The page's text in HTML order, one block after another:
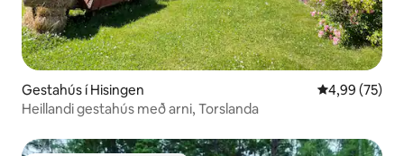
Gestahús í Hisingen 4,99 af 5 í
4,99 (75)
Heillandi gestahús með arni, Torslanda